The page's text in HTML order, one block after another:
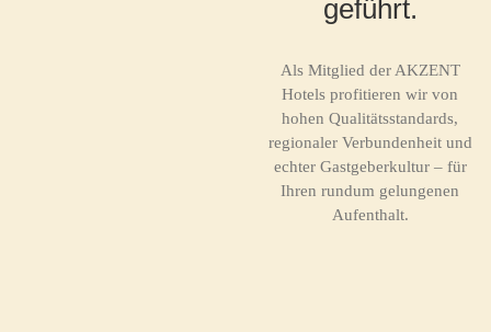
geführt.
Als Mitglied der AKZENT
Hotels profitieren wir von
hohen Qualitätsstandards,
regionaler Verbundenheit und
echter Gastgeberkultur – für
Ihren rundum gelungenen
Aufenthalt.